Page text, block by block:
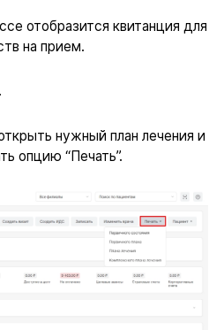
отобразится квитанция для
на прием.
нужный план лечения и
опцию “Печать”.